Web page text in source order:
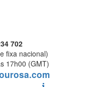
702
fixa nacional)
17h00 (GMT)